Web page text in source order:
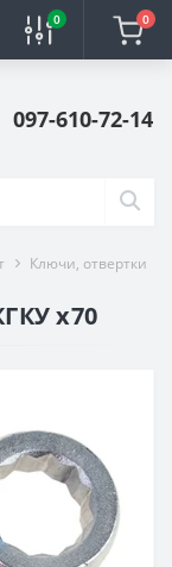
0 0
097-610-72-14
Ключи, отвертки
х70